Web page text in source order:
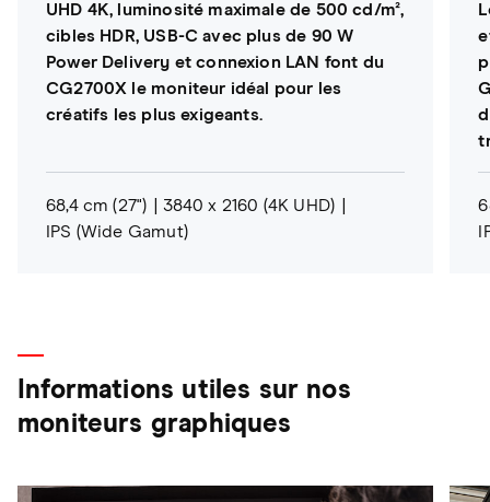
UHD 4K, luminosité maximale de 500 cd/m²,
cibles HDR, USB-C avec plus de 90 W
Power Delivery et connexion LAN font du
CG2700X le moniteur idéal pour les
créatifs les plus exigeants.
68,4 cm (27")
3840 x 2160 (4K UHD)
IPS (Wide Gamut)
Informations utiles sur nos
moniteurs graphiques